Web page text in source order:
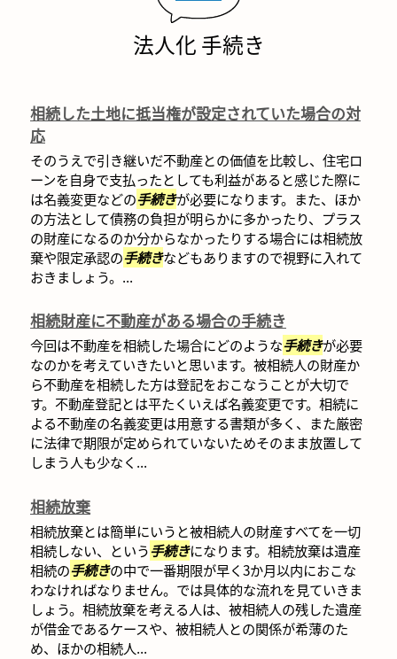
法人化 手続き
相続した土地に抵当権が設定されていた場合の対
応
そのうえで引き継いだ不動産との価値を比較し、住宅ロ
ーンを自身で支払ったとしても利益があると感じた際に
は名義変更などの手続きが必要になります。また、ほか
の方法として債務の負担が明らかに多かったり、プラス
の財産になるのか分からなかったりする場合には相続放
棄や限定承認の手続きなどもありますので視野に入れて
おきましょう。...
相続財産に不動産がある場合の手続き
今回は不動産を相続した場合にどのような手続きが必要
なのかを考えていきたいと思います。被相続人の財産か
ら不動産を相続した方は登記をおこなうことが大切で
す。不動産登記とは平たくいえば名義変更です。相続に
よる不動産の名義変更は用意する書類が多く、また厳密
に法律で期限が定められていないためそのまま放置して
しまう人も少なく...
相続放棄
相続放棄とは簡単にいうと被相続人の財産すべてを一切
相続しない、という手続きになります。相続放棄は遺産
相続の手続きの中で一番期限が早く3か月以内におこな
わなければなりません。では具体的な流れを見ていきま
しょう。相続放棄を考える人は、被相続人の残した遺産
が借金であるケースや、被相続人との関係が希薄のた
め、ほかの相続人...